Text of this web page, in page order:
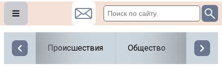
Происшествия Общество Власть